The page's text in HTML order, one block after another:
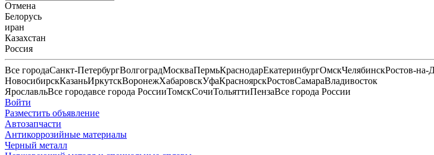
Отмена
Белорусь
иран
Казахстан
Россия
Все городаСанкт-ПетербургВолгоградМоскваПермьКраснодарЕкатеринбургОмскЧелябинскРостов-на-
НовосибирскКазаньИркутскВоронежХабаровскУфаКрасноярскРостовСамараВладивосток
ЯрославльВсе городавсе города РоссииТомскСочиТольяттиПензаВсе города России
Войти
Разместить объявление
Автозапчасти
Антикоррозийные материалы
Черный металл